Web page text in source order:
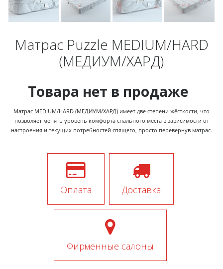
Матрас Puzzle MEDIUM/HARD
(МЕДИУМ/ХАРД)
Товара нет в продаже
Матрас MEDIUM/HARD (МЕДИУМ/ХАРД) имеет две степени жёсткости, что
позволяет менять уровень комфорта спального места в зависимости от
настроения и текущих потребностей спящего, просто перевернув матрас.
Оплата Доставка
Фирменные салоны